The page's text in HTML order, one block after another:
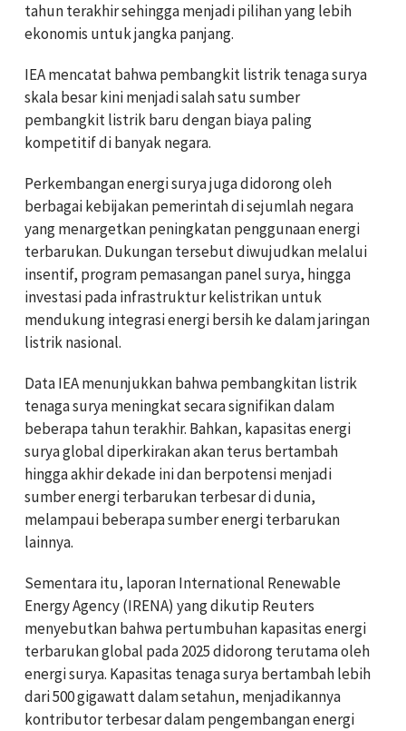
tahun terakhir sehingga menjadi pilihan yang lebih
ekonomis untuk jangka panjang.
IEA mencatat bahwa pembangkit listrik tenaga surya
skala besar kini menjadi salah satu sumber
pembangkit listrik baru dengan biaya paling
kompetitif di banyak negara.
Perkembangan energi surya juga didorong oleh
berbagai kebijakan pemerintah di sejumlah negara
yang menargetkan peningkatan penggunaan energi
terbarukan. Dukungan tersebut diwujudkan melalui
insentif, program pemasangan panel surya, hingga
investasi pada infrastruktur kelistrikan untuk
mendukung integrasi energi bersih ke dalam jaringan
listrik nasional.
Data IEA menunjukkan bahwa pembangkitan listrik
tenaga surya meningkat secara signifikan dalam
beberapa tahun terakhir. Bahkan, kapasitas energi
surya global diperkirakan akan terus bertambah
hingga akhir dekade ini dan berpotensi menjadi
sumber energi terbarukan terbesar di dunia,
melampaui beberapa sumber energi terbarukan
lainnya.
Sementara itu, laporan International Renewable
Energy Agency (IRENA) yang dikutip Reuters
menyebutkan bahwa pertumbuhan kapasitas energi
terbarukan global pada 2025 didorong terutama oleh
energi surya. Kapasitas tenaga surya bertambah lebih
dari 500 gigawatt dalam setahun, menjadikannya
kontributor terbesar dalam pengembangan energi